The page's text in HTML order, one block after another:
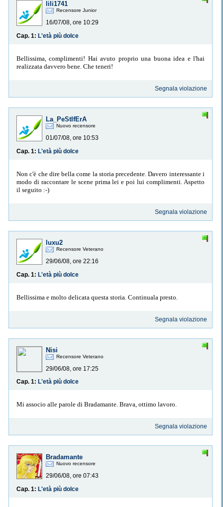
lili1741
Recensore Junior
16/07/08, ore 10:29
Cap. 1: L'età più dolce
Bellissima, complimenti! Hai avuto proprio una buona idea e l'hai
realizzata davvero bene. Che teneri!
Segnala violazione
La_PeStIfErA
Nuovo recensore
01/07/08, ore 10:53
Cap. 1: L'età più dolce
Non c'è che dire bella come la storia precedente. Davero interessante i
modo di raccontare le scene prima lei e poi lui complimenti. Aspetto
il seguito :-)
Segnala violazione
luxu2
Recensore Veterano
29/06/08, ore 22:16
Cap. 1: L'età più dolce
Bellissima e molto delicata questa storia. Continuala presto.
Segnala violazione
Nisi
Recensore Veterano
29/06/08, ore 17:25
Cap. 1: L'età più dolce
Mi associo alle parole di Bradamante. Brava, ottimo lavoro.
Segnala violazione
Bradamante
Nuovo recensore
29/06/08, ore 07:43
Cap. 1: L'età più dolce